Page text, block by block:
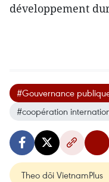
développement
#Gouvernance
#coopération
Theo dõi VietnamPlus